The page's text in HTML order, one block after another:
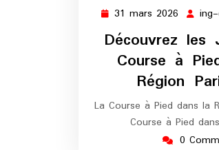
31 mars 2026 31
mars
2026
Découvrez
Course à
Région
La Course à Pied dans la
Course à Pied
0